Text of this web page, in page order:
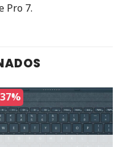
Pro 7.